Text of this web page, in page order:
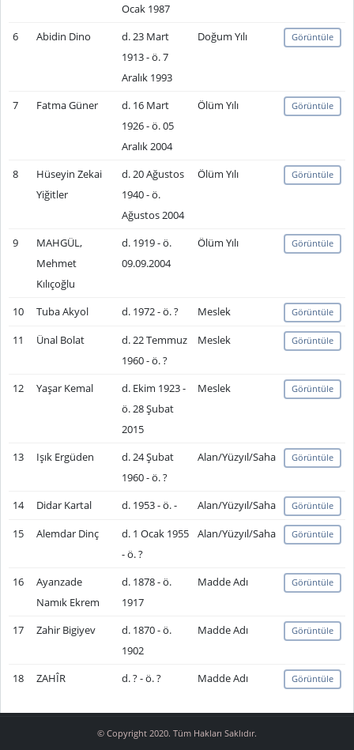
Ocak 1987
6 Abidin Dino
d. 23 Mart
1913 - ö. 7
Aralık 1993
Doğum Yılı Görüntüle
7 Fatma Güner
d. 16 Mart
1926 - ö. 05
Aralık 2004
Ölüm Yılı Görüntüle
8
Hüseyin Zekai
Yiğitler
d. 20 Ağustos
1940 - ö.
Ağustos 2004
Ölüm Yılı Görüntüle
9
MAHGÜL,
Mehmet
Kılıçoğlu
d. 1919 - ö.
09.09.2004
Ölüm Yılı Görüntüle
10 Tuba Akyol d. 1972 - ö. ? Meslek Görüntüle
11 Ünal Bolat
d. 22 Temmuz
1960 - ö. ?
Meslek Görüntüle
12 Yaşar Kemal
d. Ekim 1923 -
ö. 28 Şubat
2015
Meslek Görüntüle
13 Işık Ergüden
d. 24 Şubat
1960 - ö. ?
Alan/Yüzyıl/Saha Görüntüle
14 Didar Kartal d. 1953 - ö. - Alan/Yüzyıl/Saha Görüntüle
15 Alemdar Dinç
d. 1 Ocak 1955
- ö. ?
Alan/Yüzyıl/Saha Görüntüle
16
Ayanzade
Namık Ekrem
d. 1878 - ö.
1917
Madde Adı Görüntüle
17 Zahir Bigiyev
d. 1870 - ö.
1902
Madde Adı Görüntüle
18 ZAHÎR d. ? - ö. ? Madde Adı Görüntüle
© Copyright 2020. Tüm Hakları Saklıdır.